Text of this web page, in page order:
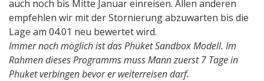
auch noch bis Mitte Januar einreisen. Allen anderen
empfehlen wir mit der Stornierung abzuwarten bis die
Lage am 04.01 neu bewertet wird.
Immer noch möglich ist das Phuket Sandbox Modell. Im
Rahmen dieses Programms muss Mann zuerst 7 Tage in
Phuket verbingen bevor er weiterreisen darf.